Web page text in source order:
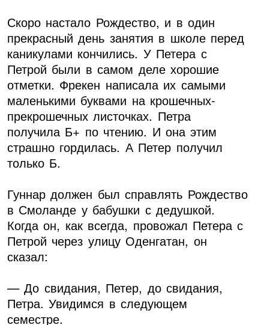
Скоро настало Рождество, и в один
прекрасный день занятия в школе перед
каникулами кончились. У Петера с
Петрой были в самом деле хорошие
отметки. Фрекен написала их самыми
маленькими буквами на крошечных-
прекрошечных листочках. Петра
получила Б+ по чтению. И она этим
страшно гордилась. А Петер получил
только Б.
Гуннар должен был справлять Рождество
в Смоланде у бабушки с дедушкой.
Когда он, как всегда, провожал Петера с
Петрой через улицу Оденгатан, он
сказал:
— До свидания, Петер, до свидания,
Петра. Увидимся в следующем
семестре.